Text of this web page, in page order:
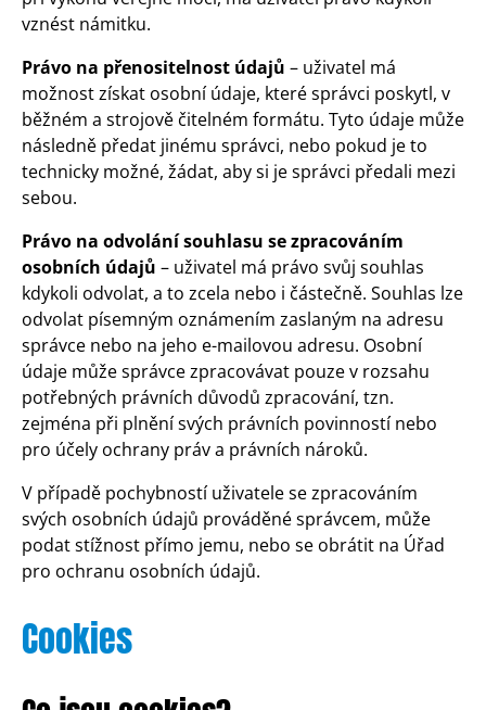
vznést námitku.
Právo na přenositelnost údajů – uživatel má
možnost získat osobní údaje, které správci poskytl, v
běžném a strojově čitelném formátu. Tyto údaje může
následně předat jinému správci, nebo pokud je to
technicky možné, žádat, aby si je správci předali mezi
sebou.
Právo na odvolání souhlasu se zpracováním
osobních údajů – uživatel má právo svůj souhlas
kdykoli odvolat, a to zcela nebo i částečně. Souhlas lze
odvolat písemným oznámením zaslaným na adresu
správce nebo na jeho e-mailovou adresu. Osobní
údaje může správce zpracovávat pouze v rozsahu
potřebných právních důvodů zpracování, tzn.
zejména při plnění svých právních povinností nebo
pro účely ochrany práv a právních nároků.
V případě pochybností uživatele se zpracováním
svých osobních údajů prováděné správcem, může
podat stížnost přímo jemu, nebo se obrátit na Úřad
pro ochranu osobních údajů.
Cookies